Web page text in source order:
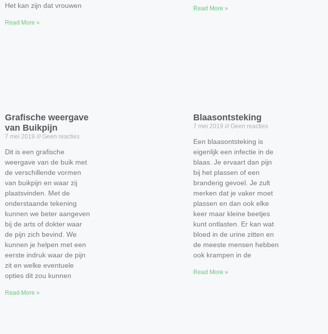
Het kan zijn dat vrouwen
Read More »
Read More »
Grafische weergave
van Buikpijn
7 mei 2019 Geen reacties
Dit is een grafische
weergave van de buik met
de verschillende vormen
van buikpijn en waar zij
plaatsvinden. Met de
onderstaande tekening
kunnen we beter aangeven
bij de arts of dokter waar
de pijn zich bevind. We
kunnen je helpen met een
eerste indruk waar de pijn
zit en welke eventuele
opties dit zou kunnen
Read More »
Blaasontsteking
7 mei 2019 Geen reacties
Een blaasontsteking is
eigenlijk een infectie in de
blaas. Je ervaart dan pijn
bij het plassen of een
branderig gevoel. Je zult
merken dat je vaker moet
plassen en dan ook elke
keer maar kleine beetjes
kunt ontlasten. Er kan wat
bloed in de urine zitten en
de meeste mensen hebben
ook krampen in de
Read More »